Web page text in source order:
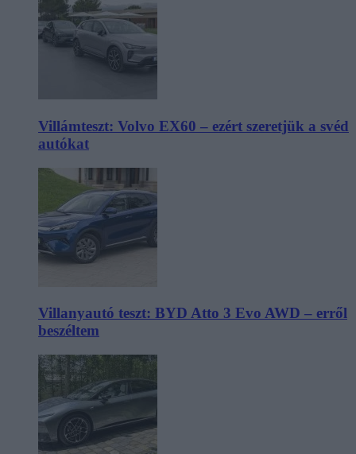
Villámteszt: Volvo EX60 – ezért szeretjük a svéd
autókat
Villanyautó teszt: BYD Atto 3 Evo AWD – erről
beszéltem